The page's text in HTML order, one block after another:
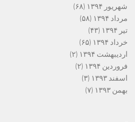
شهریور ۱۳۹۴
(۶۸)
مرداد ۱۳۹۴
(۵۸)
تیر ۱۳۹۴
(۴۳)
خرداد ۱۳۹۴
(۶۵)
اردیبهشت ۱۳۹۴
(۲)
فروردین ۱۳۹۴
(۲)
اسفند ۱۳۹۳
(۳)
بهمن ۱۳۹۳
(۷)